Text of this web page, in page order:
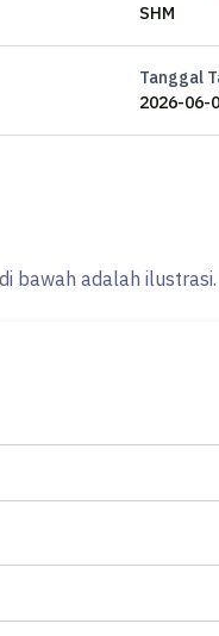
SHM
Tanggal
2026-06-
bawah adalah